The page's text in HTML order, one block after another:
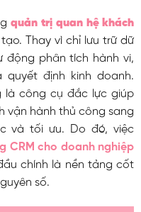
quản trị quan hệ khách
Thay vì chỉ lưu trữ dữ
động phân tích hành vi,
định kinh doanh.
là công cụ đắc lực giúp
vận hành thủ công sang
và tối ưu. Do đó, việc
CRM cho doanh nghiệp
chính là nền tảng cốt
số.